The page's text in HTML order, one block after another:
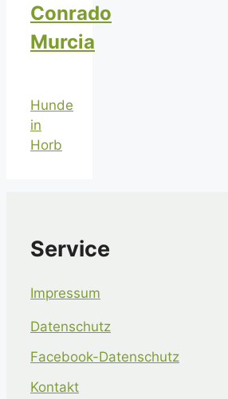
Conrado
Murcia
Hunde
in
Horb
Service
Impressum
Datenschutz
Facebook-Datenschutz
Kontakt